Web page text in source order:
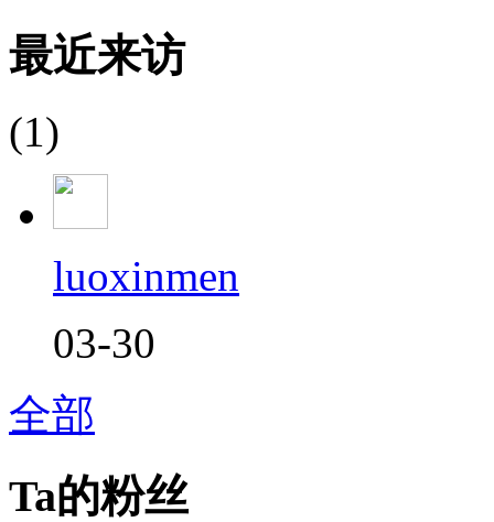
最近来访
(1)
luoxinmen
03-30
全部
Ta的粉丝